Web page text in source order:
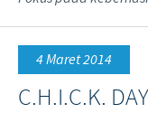
4 Maret 2014
C.H.I.C.K.